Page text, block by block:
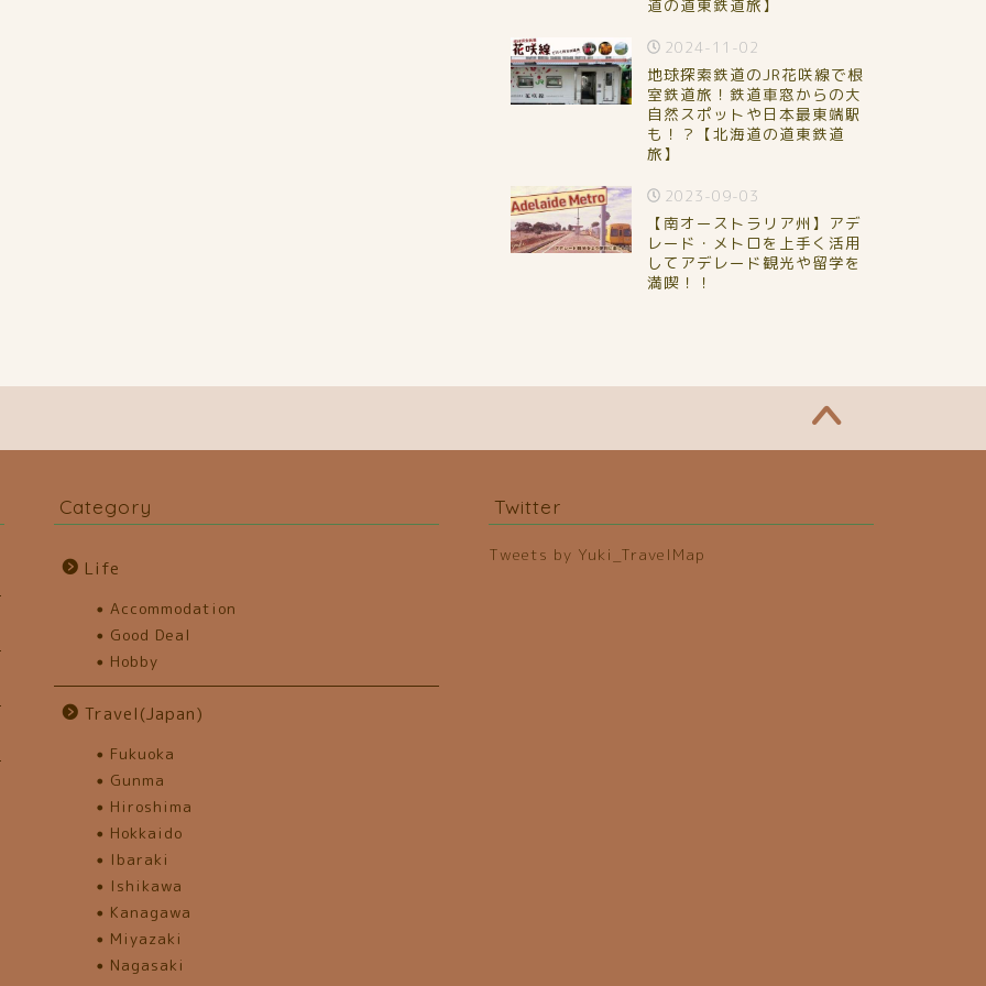
道の道東鉄道旅】
2024-11-02
地球探索鉄道のJR花咲線で根
室鉄道旅！鉄道車窓からの大
自然スポットや日本最東端駅
も！？【北海道の道東鉄道
旅】
2023-09-03
【南オーストラリア州】アデ
レード・メトロを上手く活用
してアデレード観光や留学を
満喫！！
Category
Life
Accommodation
Good Deal
Hobby
Travel(Japan)
Fukuoka
Gunma
Hiroshima
Hokkaido
Ibaraki
Ishikawa
Kanagawa
Miyazaki
Nagasaki
Twitter
Tweets by Yuki_TravelMap